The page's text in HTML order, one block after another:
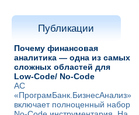
Публикации
Почему финансовая
аналитика — одна из самых
сложных областей для
Low-Code/ No-Code
АС
«ПрограмБанк.БизнесАнализ»
включает полноценный набор